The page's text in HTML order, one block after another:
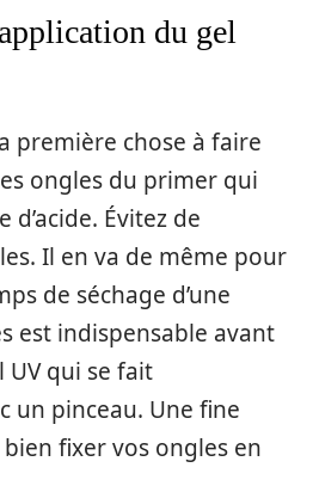
du gel
première chose à faire
ongles du primer qui
Évitez de
Il en va de même pour
de séchage d’une
est indispensable avant
UV qui se fait
un pinceau. Une fine
fixer vos ongles en